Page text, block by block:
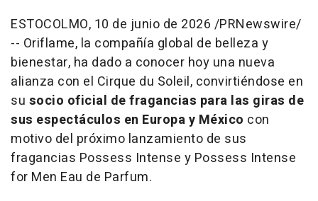
ESTOCOLMO, 10 de junio de 2026 /PRNewswire/
-- Oriflame, la compañía global de belleza y
bienestar, ha dado a conocer hoy una nueva
alianza con el Cirque du Soleil, convirtiéndose en
su socio oficial de fragancias para las giras de
sus espectáculos en Europa y México con
motivo del próximo lanzamiento de sus
fragancias Possess Intense y Possess Intense
for Men Eau de Parfum.